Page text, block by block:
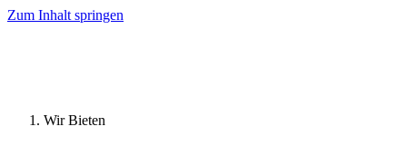
Zum Inhalt springen
Wir Bieten